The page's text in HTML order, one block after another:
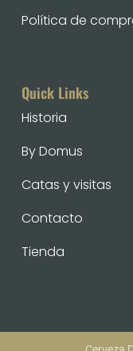
Quick Links
Historia
By Domus
Catas y visitas
Contacto
Tienda
Política de